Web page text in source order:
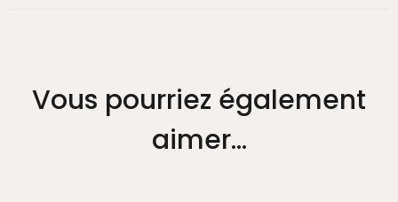
Vous pourriez également
aimer...